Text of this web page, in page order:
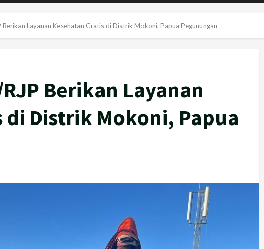
Berikan Layanan Kesehatan Gratis di Distrik Mokoni, Papua Pegunungan
Berikan Layanan
di Distrik Mokoni, Papua